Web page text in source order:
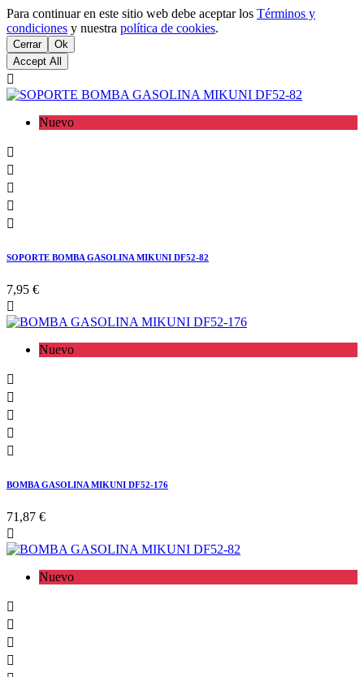
Para continuar en este sitio web debe aceptar los Términos y
condiciones y nuestra política de cookies.
Cerrar
Ok
Accept All

Nuevo





SOPORTE BOMBA GASOLINA MIKUNI DF52-82
7,95 €

Nuevo





BOMBA GASOLINA MIKUNI DF52-176
71,87 €

Nuevo



